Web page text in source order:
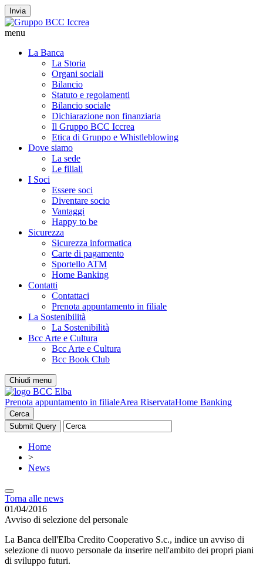
Invia
menu
La Banca
La Storia
Organi sociali
Bilancio
Statuto e regolamenti
Bilancio sociale
Dichiarazione non finanziaria
Il Gruppo BCC Iccrea
Etica di Gruppo e Whistleblowing
Dove siamo
La sede
Le filiali
I Soci
Essere soci
Diventare socio
Vantaggi
Happy to be
Sicurezza
Sicurezza informatica
Carte di pagamento
Sportello ATM
Home Banking
Contatti
Contattaci
Prenota appuntamento in filiale
La Sostenibilità
La Sostenibilità
Bcc Arte e Cultura
Bcc Arte e Cultura
Bcc Book Club
Chiudi menu
Prenota appuntamento in filialeArea RiservataHome Banking
Cerca
Home
>
News
Torna alle news
01/04/2016
Avviso di selezione del personale
La Banca dell'Elba Credito Cooperativo S.c., indice un avviso di
selezione di nuovo personale da inserire nell'ambito dei propri piani
di sviluppo futuri.